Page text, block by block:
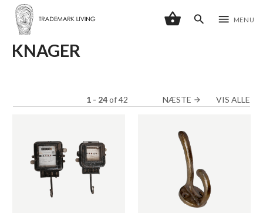
shopping_basket search menu MENU
KNAGER
1 - 24of42 NÆSTE arrow_forward VIS ALLE